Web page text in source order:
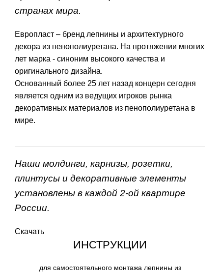
странах мира.
Европласт – бренд лепнины и архитектурного
декора из пенополиуретана. На протяжении многих
лет марка - синоним высокого качества и
оригинального дизайна.
Основанный более 25 лет назад концерн сегодня
является одним из ведущих игроков рынка
декоративных материалов из пенополиуретана в
мире.
Наши молдинги, карнизы, розетки,
плинтусы и декоративные элементы
установлены в каждой 2-ой квартире
России.
Скачать
ИНСТРУКЦИИ
для самостоятельного монтажа лепнины из